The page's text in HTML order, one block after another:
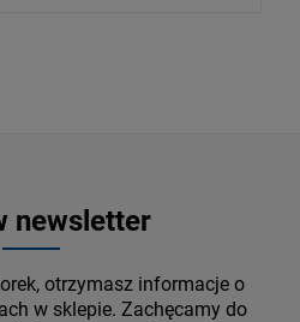
newsletter
otrzymasz informacje o
w sklepie. Zachęcamy do